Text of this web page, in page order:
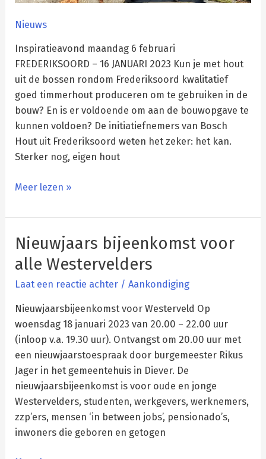
Nieuws
Inspiratieavond maandag 6 februari
FREDERIKSOORD – 16 JANUARI 2023 Kun je met hout
uit de bossen rondom Frederiksoord kwalitatief
goed timmerhout produceren om te gebruiken in de
bouw? En is er voldoende om aan de bouwopgave te
kunnen voldoen? De initiatiefnemers van Bosch
Hout uit Frederiksoord weten het zeker: het kan.
Sterker nog, eigen hout
Meer lezen »
Nieuwjaars bijeenkomst voor
alle Westervelders
Laat een reactie achter /Aankondiging
Nieuwjaarsbijeenkomst voor Westerveld Op
woensdag 18 januari 2023 van 20.00 – 22.00 uur
(inloop v.a. 19.30 uur). Ontvangst om 20.00 uur met
een nieuwjaarstoespraak door burgemeester Rikus
Jager in het gemeentehuis in Diever. De
nieuwjaarsbijeenkomst is voor oude en jonge
Westervelders, studenten, werkgevers, werknemers,
zzp’ers, mensen ‘in between jobs’, pensionado’s,
inwoners die geboren en getogen
Nieuwjaars
bijeenkomst
voor
alle
Westervelders